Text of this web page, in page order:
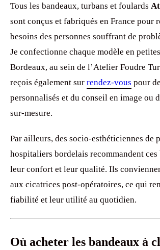
Tous les bandeaux, turbans et foulards
sont conçus et fabriqués en France pour
besoins des personnes souffrant de
Je confectionne chaque modèle en
Bordeaux, au sein de l’Atelier Foudre
reçois également sur rendez-vous pour
personnalisés et du conseil en image ou
sur-mesure.
Par ailleurs, des socio-esthéticiennes de
hospitaliers bordelais recommandent
leur confort et leur qualité. Ils
aux cicatrices post-opératoires, ce qui
fiabilité et leur utilité au quotidien.
Où acheter les bandeaux à